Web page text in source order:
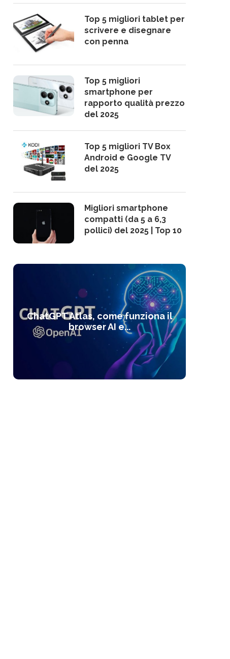
Top 5 migliori tablet per
scrivere e disegnare
con penna
Top 5 migliori
smartphone per
rapporto qualità prezzo
del 2025
Top 5 migliori TV Box
Android e Google TV
del 2025
Migliori smartphone
compatti (da 5 a 6,3
pollici) del 2025 | Top 10
ChatGPT Atlas, come funziona il
browser AI e...